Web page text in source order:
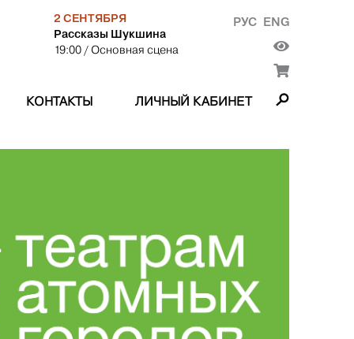
2 СЕНТЯБРЯ
Рассказы Шукшина
19:00 / Основная сцена
РУС ENG
КОНТАКТЫ ЛИЧНЫЙ КАБИНЕТ